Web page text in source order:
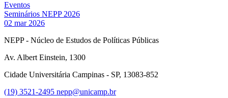
Eventos
Seminários NEPP 2026
02 mar 2026
NEPP - Núcleo de Estudos de Políticas Públicas
Av. Albert Einstein, 1300
Cidade Universitária Campinas - SP, 13083-852
(19) 3521-2495 nepp@unicamp.br